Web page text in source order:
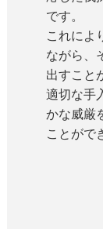
です。
これによ
ながら、
出すこと
適切な手
かな威厳
ことがで